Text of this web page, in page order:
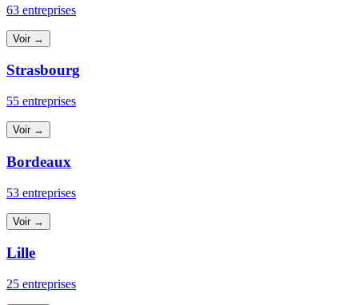
63 entreprises
Voir →
Strasbourg
55 entreprises
Voir →
Bordeaux
53 entreprises
Voir →
Lille
25 entreprises